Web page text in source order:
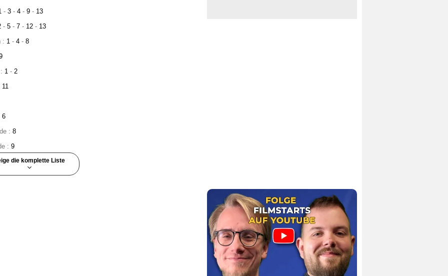
- 3 - 4 - 9 - 13
- 5 - 7 - 12 - 13
: 1 - 4 - 8
1 - 2
11
6
: 8
: 9
die komplette Liste
Lopez